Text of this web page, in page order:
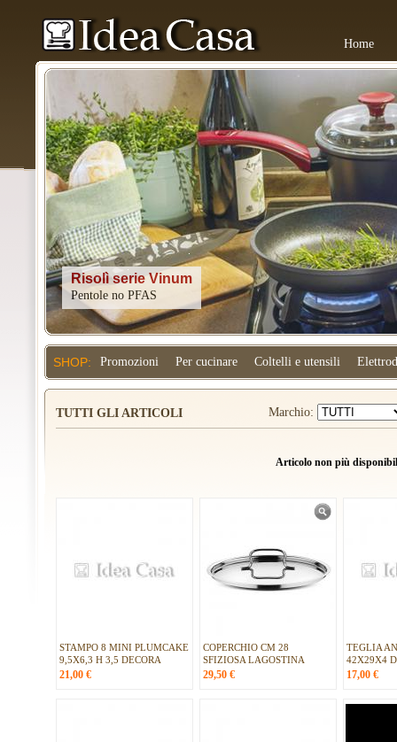
Home
Kitchenaid
SHOP: Promozioni Per cucinare Coltelli e utensili
TUTTI GLI ARTICOLI Marchio:
Articolo non più
STAMPO 8 MINI PLUMCAKE
9,5X6,3 H 3,5 DECORA
21,00 €
COPERCHIO CM 28
SFIZIOSA LAGOSTINA
29,50 €
TEGLIA
42X29X4
17,00 €